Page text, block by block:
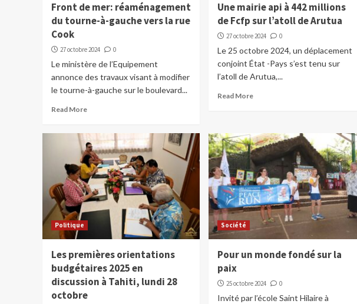
Front de mer: réaménagement
du tourne-à-gauche vers la rue
Cook
27 octobre 2024 0
Le ministère de l’Equipement
annonce des travaux visant à modifier
le tourne-à-gauche sur le boulevard...
Read More
Une mairie api à 442 millions
de Fcfp sur l’atoll de Arutua
27 octobre 2024 0
Le 25 octobre 2024, un déplacement
conjoint État -Pays s’est tenu sur
l’atoll de Arutua,...
Read More
Politique
Les premières orientations
budgétaires 2025 en
discussion à Tahiti, lundi 28
octobre
Société
Pour un monde fondé sur la
paix
25 octobre 2024 0
Invité par l’école Saint Hilaire à